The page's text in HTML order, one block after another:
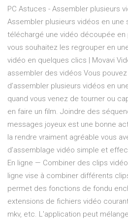
PC Astuces - Assembler plusieurs
Assembler plusieurs vidéos en une
téléchargé une vidéo découpée
vous souhaitez les regrouper en
vidéo en quelques clics | Movavi
assembler des vidéos Vous
d’assembler plusieurs vidéos en
quand vous venez de tourner ou
en faire un film. Joindre des
messages joyeux est une bonne
la rendre vraiment agréable vous
d’assemblage vidéo simple et
En ligne — Combiner des clips
ligne vise à combiner différents
permet des fonctions de fondu
extensions de fichiers vidéo
mkv, etc. L'application peut